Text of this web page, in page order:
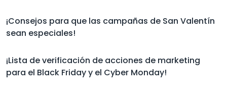
¡Consejos para que las campañas de San Valentín
sean especiales!
¡Lista de verificación de acciones de marketing
para el Black Friday y el Cyber Monday!